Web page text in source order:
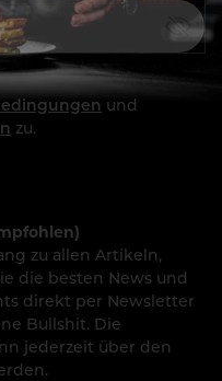
und
zu.
zu allen Artikeln,
die besten News und
direkt per Newsletter
Bullshit. Die
jederzeit über den